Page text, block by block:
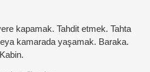
kapamak. Tahdit etmek. Tahta
kamarada yaşamak. Baraka.